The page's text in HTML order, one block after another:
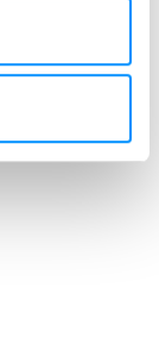
accogliente,
neve. Ogni
nel tentativo
il loro obiettivo,
per la volta
con la tana più